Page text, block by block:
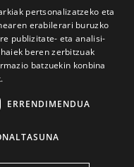
2026ko mar. 1a
pertsonalizatzeko eta
erabilerari buruzko
publizitate- eta analisi-
beren zerbitzuak
batzuekin konbina
ERRENDIMENDUA